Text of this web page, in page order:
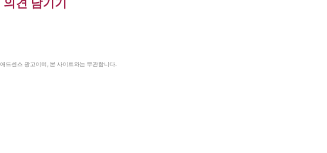
드센스 광고이며, 본 사이트와는 무관합니다.